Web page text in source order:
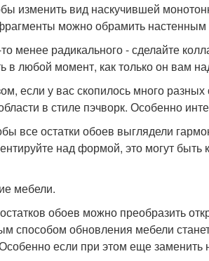
изменить вид наскучившей
можно обрамить настенным
менее радикального - сделaйте
в любой момент, как только он вам
если у вас скопилось много
в стиле пэчворк. Особенно
все остатки обоев выглядели
над формой, это могут быть
мебели.
обоев можно преобразить
способом обновления мебели
если при этом еще заменить